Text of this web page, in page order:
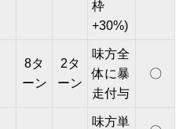
枠
+30%)
8タ
ーン
2タ
ーン
味方全
体に暴
走付与
〇
味方単